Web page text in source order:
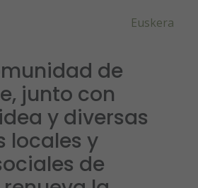
Euskera
de
junto con
y diversas
locales y
de